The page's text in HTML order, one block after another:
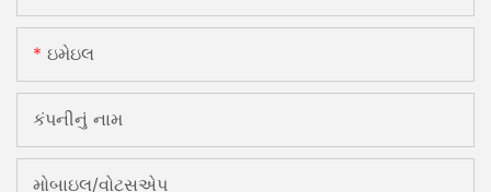
ઇમેઇલ
કંપનીનું નામ
મોબાઇલ/વોટ્સએપ